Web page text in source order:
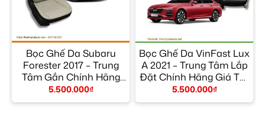
Bọc Ghế Da Subaru
Forester 2017 – Trung
Tâm Gắn Chính Hãng
Giá Tốt TPHCM
5.500.000₫
Bọc Ghế Da VinFast Lux
A 2021 – Trung Tâm Lắp
Đặt Chính Hãng Giá Tốt
TPHCM
5.500.000₫